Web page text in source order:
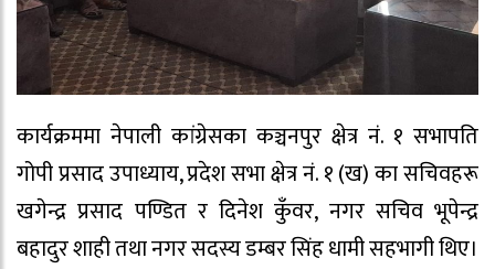
कार्यक्रममा नेपाली कांग्रेसका कञ्चनपुर क्षेत्र नं. १ सभापति
गोपी प्रसाद उपाध्याय, प्रदेश सभा क्षेत्र नं. १ (ख) का सचिवहरू
खगेन्द्र प्रसाद पण्डित र दिनेश कुँवर, नगर सचिव भूपेन्द्र
बहादुर शाही तथा नगर सदस्य डम्बर सिंह धामी सहभागी थिए।